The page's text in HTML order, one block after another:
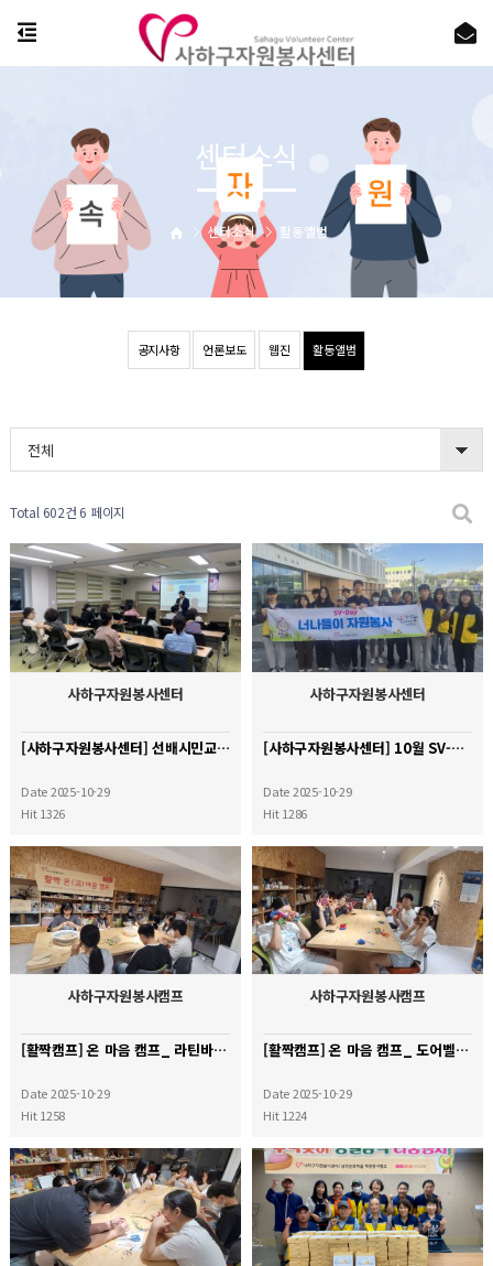
공지사항 언론보도 웹진 활동앨범
센터소식 활동앨범
센터소식
전체
Total 602건 6 페이지
사하구자원봉사센터
[사하구자원봉사센터] 선배시민교육강사 양성프로그램
Date 2025-10-29
Hit 1326
사하구자원봉사센터
[사하구자원봉사센터] 10월 SV-day(너나들이) 하단 유수지 일대 플로깅 활동
Date 2025-10-29
Hit 1286
사하구자원봉사캠프
[활짝캠프] 온 마음 캠프_ 라틴바구니 만들기
Date 2025-10-29
Hit 1258
사하구자원봉사캠프
[활짝캠프] 온 마음 캠프_ 도어벨 만들기
Date 2025-10-29
Hit 1224